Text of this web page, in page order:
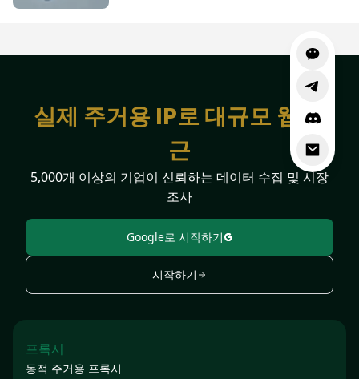
실제 주거용 IP로 대규모 웹 접
근
5,000개 이상의 기업이 신뢰하는 데이터 수집 및 시장
조사
Google로 시작하기
시작하기
프록시
동적 주거용 프록시